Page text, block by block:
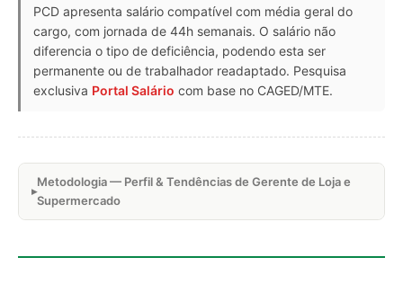
PCD apresenta salário compatível com média geral do
cargo, com jornada de 44h semanais. O salário não
diferencia o tipo de deficiência, podendo esta ser
permanente ou de trabalhador readaptado. Pesquisa
exclusiva Portal Salário com base no CAGED/MTE.
Metodologia — Perfil & Tendências de Gerente de Loja e
Supermercado